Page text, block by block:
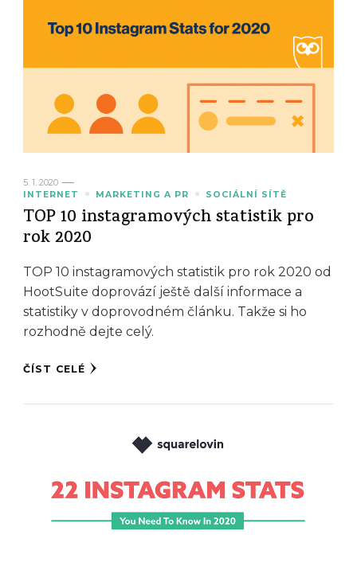
5. 1. 2020
INTERNET
MARKETING A PR SOCIÁLNÍ SÍTĚ
TOP 10 instagramových statistik pro
rok 2020
TOP 10 instagramových statistik pro rok 2020 od
HootSuite doprovází ještě další informace a
statistiky v doprovodném článku. Takže si ho
rozhodně dejte celý.
ČÍST CELÉ